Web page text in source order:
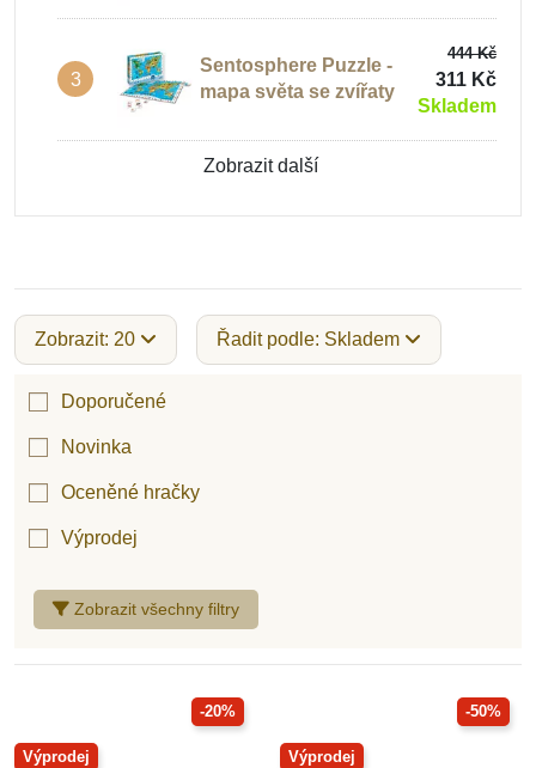
3
Sentosphere Puzzle -
mapa světa se zvířaty
444 Kč
311 Kč
Skladem
Zobrazit další
Zobrazit: 20 Řadit podle: Skladem
Zobrazit všechny filtry
Doporučené
Novinka
Oceněné hračky
Výprodej
-20%
Výprodej
-50%
Výprodej